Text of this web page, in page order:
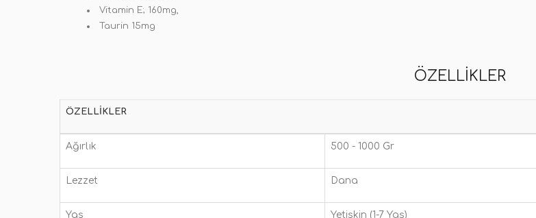
Vitamin E; 160mg,
Taurin 15mg
ÖZELLIKLER
ÖZELLIKLER
Ağırlık 500 - 1000 Gr
Lezzet Dana
Yaş Yetişkin (1-7 Yaş)